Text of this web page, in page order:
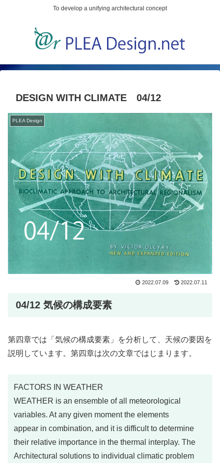
To develop a unifying architectural concept
DESIGN WITH CLIMATE 04/12
PLEA Design
2022.07.09 2022.07.11
04/12 気候の構成要素
第四章では「気候の構成要素」を分析して、天候の要因を
説明しています。第四章は次の文章ではじまります。
FACTORS IN WEATHER
WEATHER is an ensemble of all meteorological
variables. At any given moment the elements
appear in combination, and it is difficult to determine
their relative importance in the thermal interplay. The
Architectural solutions to individual climatic problem